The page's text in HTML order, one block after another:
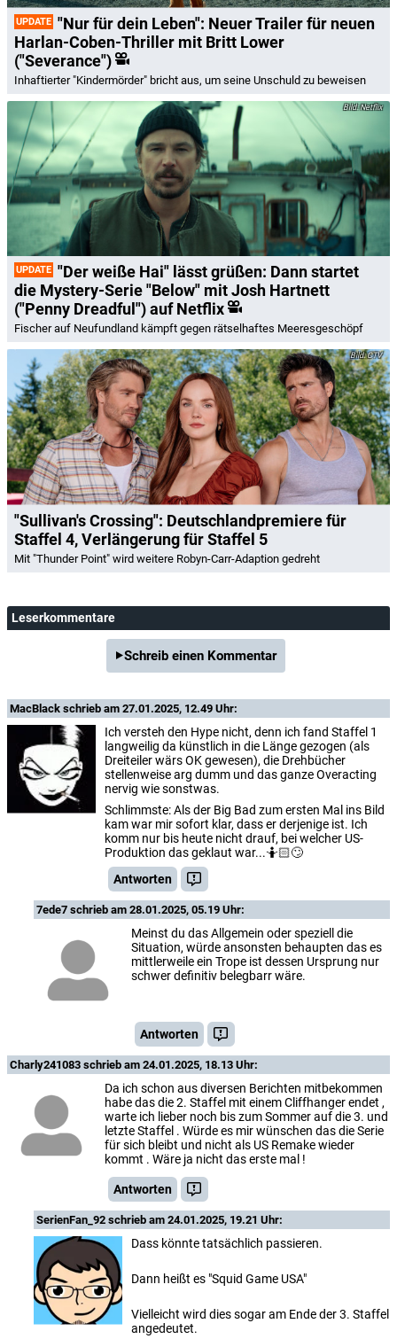
UPDATE "Nur für dein Leben": Neuer Trailer für neuen
Harlan-Coben-Thriller mit Britt Lower
("Severance")
Inhaftierter "Kindermörder" bricht aus, um seine Unschuld zu beweisen
Netflix
UPDATE "Der weiße Hai" lässt grüßen: Dann startet
die Mystery-Serie "Below" mit Josh Hartnett
("Penny Dreadful") auf Netflix
Fischer auf Neufundland kämpft gegen rätselhaftes Meeresgeschöpf
CTV
"Sullivan's Crossing": Deutschlandpremiere für
Staffel 4, Verlängerung für Staffel 5
Mit "Thunder Point" wird weitere Robyn-Carr-Adaption gedreht
Leserkommentare
Schreib einen Kommentar
MacBlack schrieb am 27.01.2025, 12.49 Uhr:
Ich versteh den Hype nicht, denn ich fand Staffel 1
langweilig da künstlich in die Länge gezogen (als
Dreiteiler wärs OK gewesen), die Drehbücher
stellenweise arg dumm und das ganze Overacting
nervig wie sonstwas.
Schlimmste: Als der Big Bad zum ersten Mal ins Bild
kam war mir sofort klar, dass er derjenige ist. Ich
komm nur bis heute nicht drauf, bei welcher US-
Produktion das geklaut war...🤷🏻🙄
Antworten
7ede7 schrieb am 28.01.2025, 05.19 Uhr:
Meinst du das Allgemein oder speziell die
Situation, würde ansonsten behaupten das es
mittlerweile ein Trope ist dessen Ursprung nur
schwer definitiv belegbarr wäre.
Antworten
Charly241083 schrieb am 24.01.2025, 18.13 Uhr:
Da ich schon aus diversen Berichten mitbekommen
habe das die 2. Staffel mit einem Cliffhanger endet ,
warte ich lieber noch bis zum Sommer auf die 3. und
letzte Staffel . Würde es mir wünschen das die Serie
für sich bleibt und nicht als US Remake wieder
kommt . Wäre ja nicht das erste mal !
Antworten
SerienFan_92 schrieb am 24.01.2025, 19.21 Uhr:
Dass könnte tatsächlich passieren.
Dann heißt es "Squid Game USA"
Vielleicht wird dies sogar am Ende der 3. Staffel
angedeutet.